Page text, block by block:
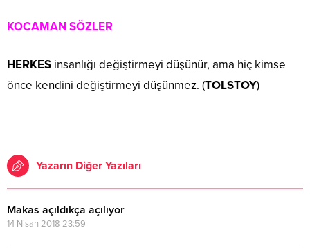
KOCAMAN SÖZLER
HERKES insanlığı değiştirmeyi düşünür, ama hiç kimse
önce kendini değiştirmeyi düşünmez. (TOLSTOY)
Yazarın Diğer Yazıları
Makas açıldıkça açılıyor
14 Nisan 2018 23:59